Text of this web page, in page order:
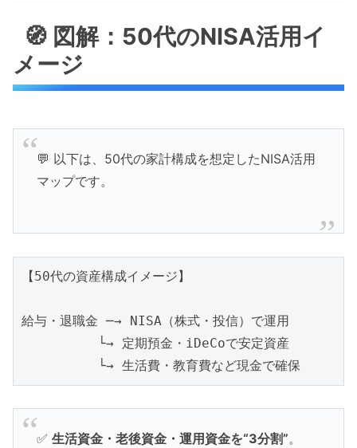
🧭 図解：50代のNISA活用イ
メージ
💬 以下は、50代の家計構成を想定したNISA活用
マップです。
【50代の資産構成イメージ】
給与・退職金 ─→ NISA（株式・投信）で運用
└→ 定期預金・iDeCoで安定資産
✅ 生活資金・老後資金・運用資金を“3分割”。